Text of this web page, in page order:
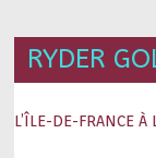
RYDER
L’ÎLE-DE-FRANCE À